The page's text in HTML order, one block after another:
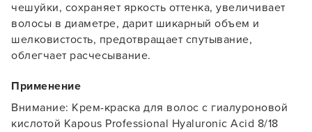
чешуйки, сохраняет яркость оттенка, увеличивает
волосы в диаметре, дарит шикарный объем и
шелковистость, предотвращает спутывание,
облегчает расчесывание.
Применение
Внимание: Крем-краска для волос с гиалуроновой
кислотой Kapous Professional Hyaluronic Acid 8/18
Заяц–робот
В новом приложении RedHare Market для Android